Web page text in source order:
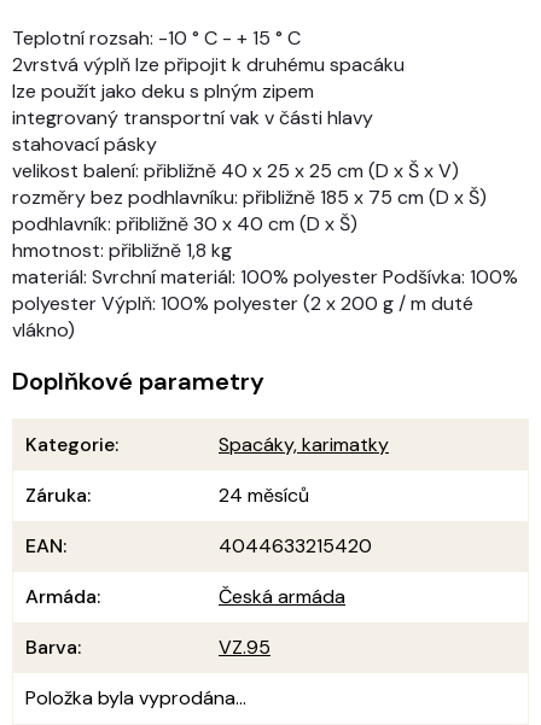
Teplotní rozsah: -10 ° C - + 15 ° C
2vrstvá výplň lze připojit k druhému spacáku
lze použít jako deku s plným zipem
integrovaný transportní vak v části hlavy
stahovací pásky
velikost balení: přibližně 40 x 25 x 25 cm (D x Š x V)
rozměry bez podhlavníku: přibližně 185 x 75 cm (D x Š)
podhlavník: přibližně 30 x 40 cm (D x Š)
hmotnost: přibližně 1,8 kg
materiál: Svrchní materiál: 100% polyester Podšívka: 100%
polyester Výplň: 100% polyester (2 x 200 g / m duté
vlákno)
Doplňkové parametry
Kategorie:
Spacáky, karimatky
Záruka:
24 měsíců
EAN:
4044633215420
Armáda:
Česká armáda
Barva:
VZ.95
Položka byla vyprodána…